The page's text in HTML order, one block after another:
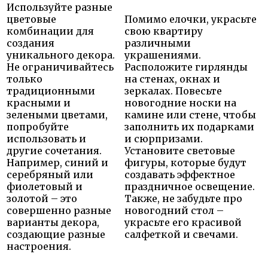
Используйте разные
цветовые
комбинации для
создания
уникального декора.
Не ограничивайтесь
только
традиционными
красными и
зелеными цветами,
попробуйте
использовать и
другие сочетания.
Например, синий и
серебряный или
фиолетовый и
золотой – это
совершенно разные
варианты декора,
создающие разные
настроения.
Помимо елочки, украсьте
свою квартиру
различными
украшениями.
Расположите гирлянды
на стенах, окнах и
зеркалах. Повесьте
новогодние носки на
камине или стене, чтобы
заполнить их подарками
и сюрпризами.
Установите световые
фигуры, которые будут
создавать эффектное
праздничное освещение.
Также, не забудьте про
новогодний стол –
украсьте его красивой
салфеткой и свечами.